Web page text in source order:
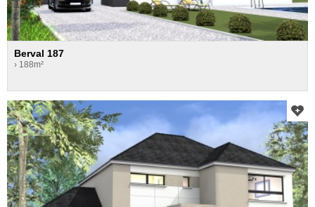
Berval 187
› 188m²